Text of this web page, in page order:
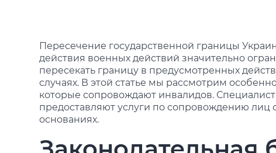
Пересечение государственной границы
действия военных действий значительно
пересекать границу в предусмотренных
случаях. В этой статье мы рассмотрим
которые сопровождают инвалидов.
предоставляют услуги по сопровождению
основаниях.